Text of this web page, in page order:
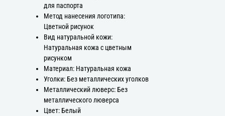
для паспорта
Метод нанесения логотипа:
Цветной рисунок
Вид натуральной кожи:
Натуральная кожа с цветным
рисунком
Материал: Натуральная кожа
Уголки: Без металлических уголков
Металлический люверс: Без
металлического люверса
Цвет: Белый